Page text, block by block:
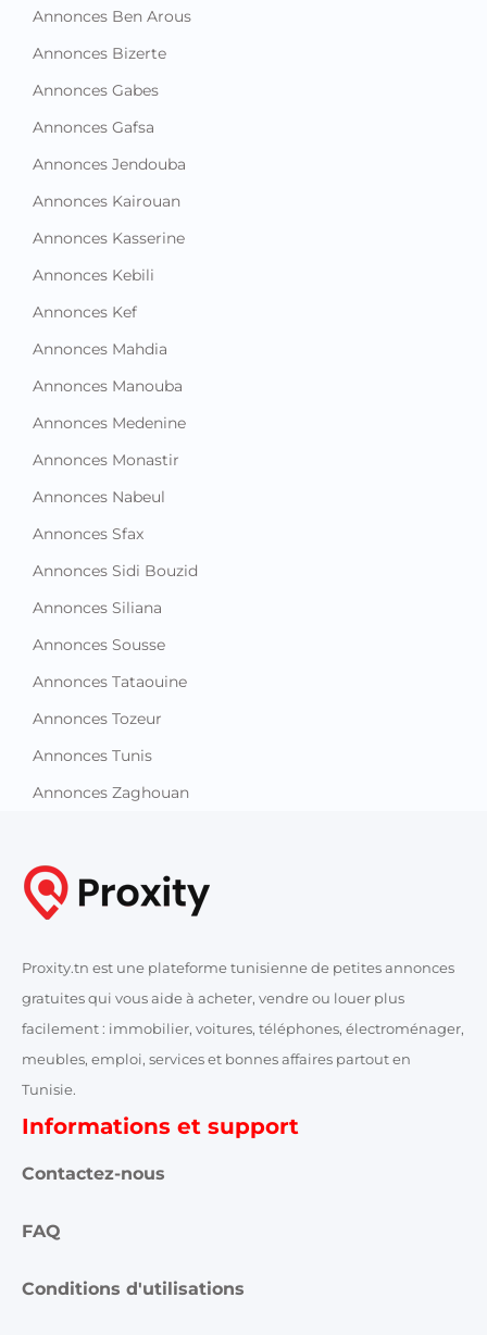
Annonces Ben Arous
Annonces Bizerte
Annonces Gabes
Annonces Gafsa
Annonces Jendouba
Annonces Kairouan
Annonces Kasserine
Annonces Kebili
Annonces Kef
Annonces Mahdia
Annonces Manouba
Annonces Medenine
Annonces Monastir
Annonces Nabeul
Annonces Sfax
Annonces Sidi Bouzid
Annonces Siliana
Annonces Sousse
Annonces Tataouine
Annonces Tozeur
Annonces Tunis
Annonces Zaghouan
Proxity.tn est une plateforme tunisienne de petites annonces
gratuites qui vous aide à acheter, vendre ou louer plus
facilement : immobilier, voitures, téléphones, électroménager,
meubles, emploi, services et bonnes affaires partout en
Tunisie.
Informations et support
Contactez-nous
FAQ
Conditions d'utilisations